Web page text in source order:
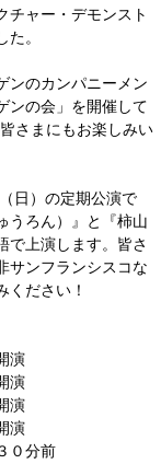
チャー・デモンスト
。
ンのカンパニーメン
ンの会」を開催して
さまにもお楽しみい
日）の定期公演で
うろん）』と『柿山
で上演します。皆さ
サンフランシスコな
ください！
演
演
演
演
０分前